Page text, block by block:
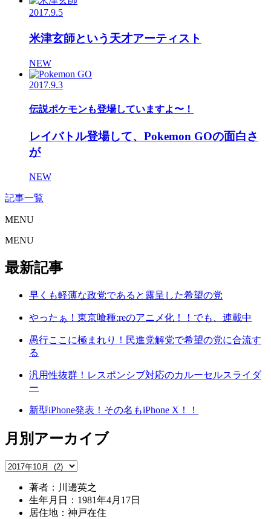
2017.9.5
米津玄師という天才アーティスト
NEW
2017.9.3
伝説ポケモンも登場していますよ〜！
レイバトル登場して、Pokemon GOの面白さ
が
NEW
記事一覧
MENU
MENU
最新記事
早くも軽薄な政党であると露呈した希望の党
やったぁ！東京喰種:reのアニメ化！！でも、連載中
愚行ここに極まれり！民進党解党で希望の党に合流す
る
汎用性抜群！レスポンシブ対応のカルーセルスライダ
ー
新型iPhone発表！その名もiPhone X！！
月別アーカイブ
著者：川邊英之
生年月日：1981年4月17日
居住地：神戸在住